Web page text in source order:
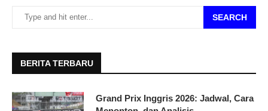
SEARCH
BERITA TERBARU
Grand Prix Inggris 2026: Jadwal, Cara